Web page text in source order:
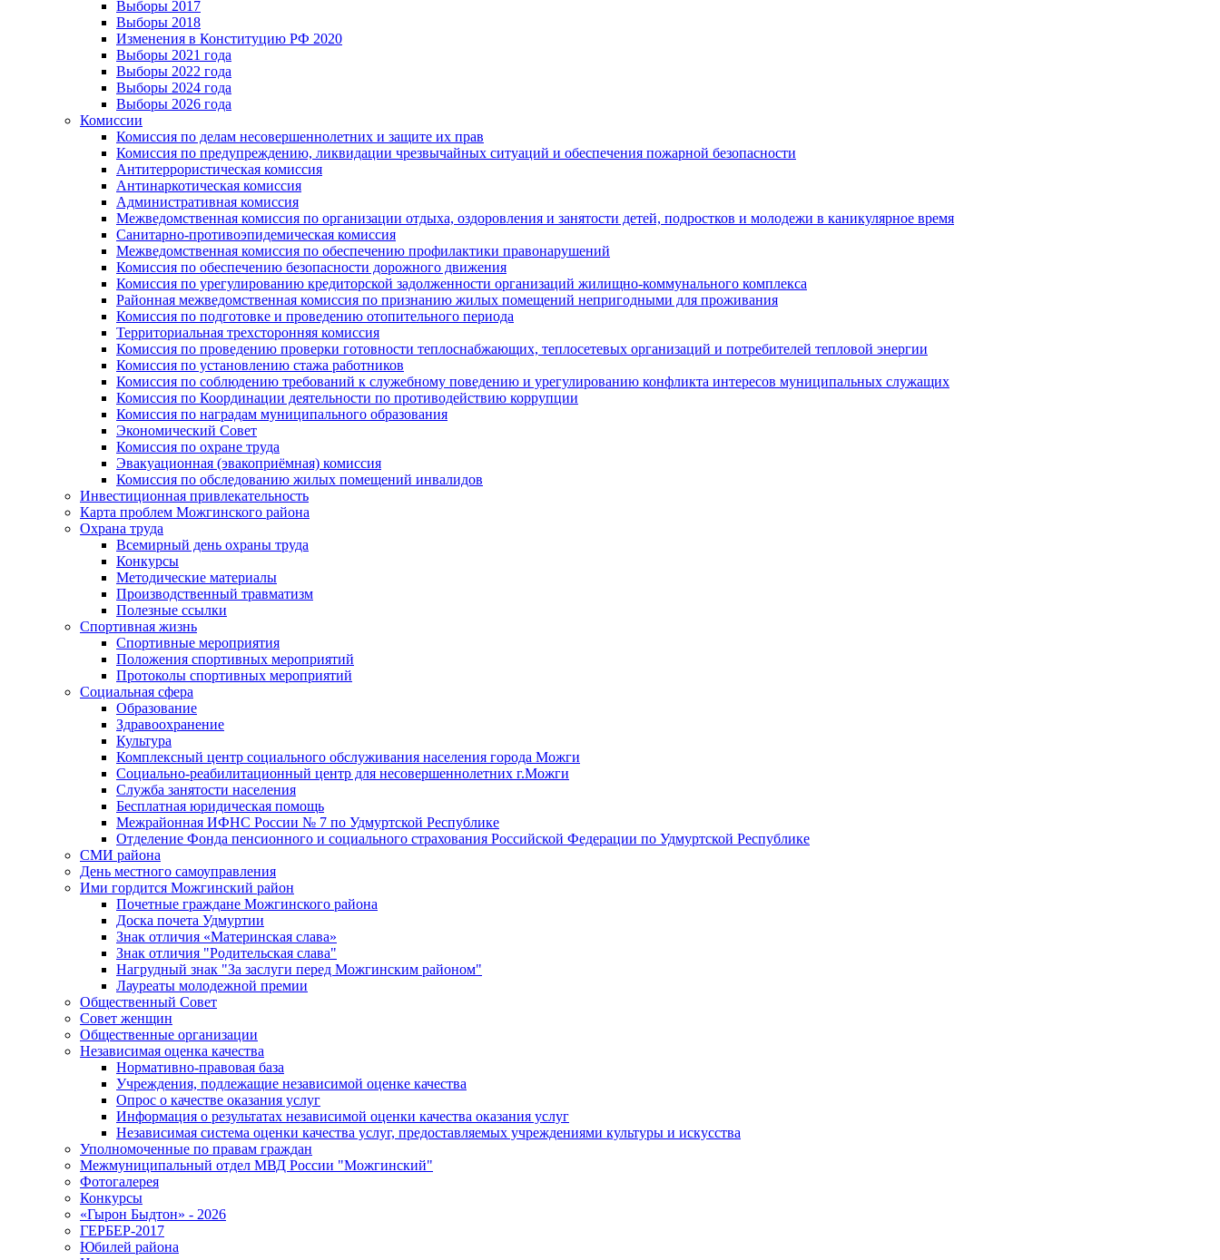
Выборы 2017
Выборы 2018
Изменения в Конституцию РФ 2020
Выборы 2021 года
Выборы 2022 года
Выборы 2024 года
Выборы 2026 года
Комиссии
Комиссия по делам несовершеннолетних и защите их прав
Комиссия по предупреждению, ликвидации чрезвычайных ситуаций и обеспечения пожарной безопасности
Антитеррористическая комиссия
Антинаркотическая комиссия
Административная комиссия
Межведомственная комиссия по организации отдыха, оздоровления и занятости детей, подростков и молодежи в каникулярное время
Санитарно-противоэпидемическая комиссия
Межведомственная комиссия по обеспечению профилактики правонарушений
Комиссия по обеспечению безопасности дорожного движения
Комиссия по урегулированию кредиторской задолженности организаций жилищно-коммунального комплекса
Районная межведомственная комиссия по признанию жилых помещений непригодными для проживания
Комиссия по подготовке и проведению отопительного периода
Территориальная трехсторонняя комиссия
Комиссия по проведению проверки готовности теплоснабжающих, теплосетевых организаций и потребителей тепловой энергии
Комиссия по установлению стажа работников
Комиссия по соблюдению требований к служебному поведению и урегулированию конфликта интересов муниципальных служащих
Комиссия по Координации деятельности по противодействию коррупции
Комиссия по наградам муниципального образования
Экономический Совет
Комиссия по охране труда
Эвакуационная (эвакоприёмная) комиссия
Комиссия по обследованию жилых помещений инвалидов
Инвестиционная привлекательность
Карта проблем Можгинского района
Охрана труда
Всемирный день охраны труда
Конкурсы
Методические материалы
Производственный травматизм
Полезные ссылки
Спортивная жизнь
Спортивные мероприятия
Положения спортивных мероприятий
Протоколы спортивных мероприятий
Социальная сфера
Образование
Здравоохранение
Культура
Комплексный центр социального обслуживания населения города Можги
Социально-реабилитационный центр для несовершеннолетних г.Можги
Служба занятости населения
Бесплатная юридическая помощь
Межрайонная ИФНС России № 7 по Удмуртской Республике
Отделение Фонда пенсионного и социального страхования Российской Федерации по Удмуртской Республике
СМИ района
День местного самоуправления
Ими гордится Можгинский район
Почетные граждане Можгинского района
Доска почета Удмуртии
Знак отличия «Материнская слава»
Знак отличия "Родительская слава"
Нагрудный знак "За заслуги перед Можгинским районом"
Лауреаты молодежной премии
Общественный Совет
Совет женщин
Общественные организации
Независимая оценка качества
Нормативно-правовая база
Учреждения, подлежащие независимой оценке качества
Опрос о качестве оказания услуг
Информация о результатах независимой оценки качества оказания услуг
Независимая система оценки качества услуг, предоставляемых учреждениями культуры и искусства
Уполномоченные по правам граждан
Межмуниципальный отдел МВД России "Можгинский"
Фотогалерея
Конкурсы
«Гырон Быдтон» - 2026
ГЕРБЕР-2017
Юбилей района